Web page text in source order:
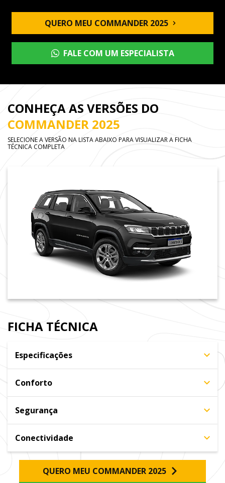
QUERO MEU COMMANDER 2025
FALE COM UM ESPECIALISTA
CONHEÇA AS VERSÕES DO
COMMANDER 2025
SELECIONE A VERSÃO NA LISTA ABAIXO PARA VISUALIZAR A FICHA
TÉCNICA COMPLETA
FICHA TÉCNICA
Especificações
Conforto
Segurança
Conectividade
QUERO MEU COMMANDER 2025